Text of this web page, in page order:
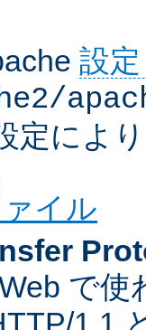
設
定によ
イル
で
1.1